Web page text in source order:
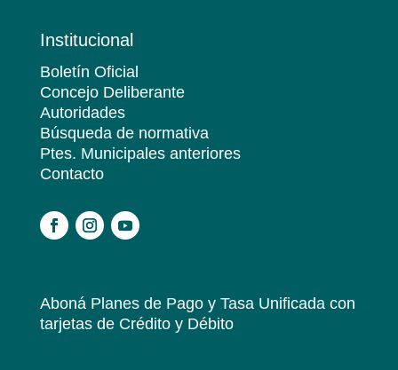
Institucional
Boletín Oficial
Concejo Deliberante
Autoridades
Búsqueda de normativa
Ptes. Municipales anteriores
Contacto
Aboná Planes de Pago y Tasa Unificadacon
tarjetas de Crédito y Débito